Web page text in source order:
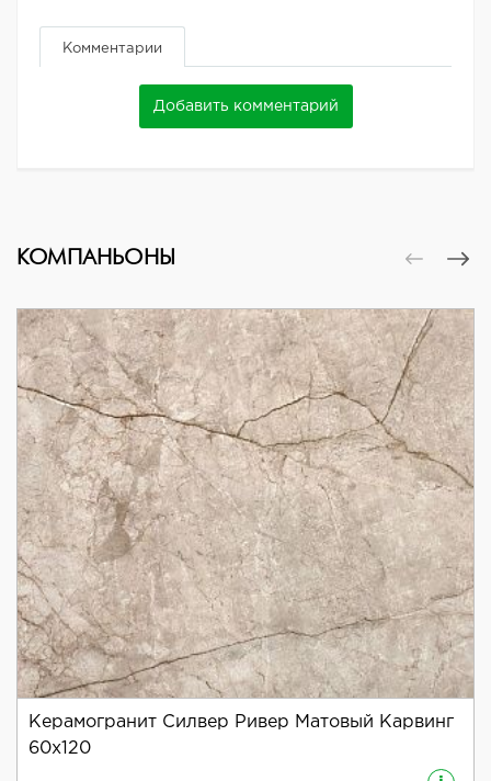
Комментарии
Добавить комментарий
КОМПАНЬОНЫ
Керамогранит Силвер Ривер Матовый Карвинг
60x120